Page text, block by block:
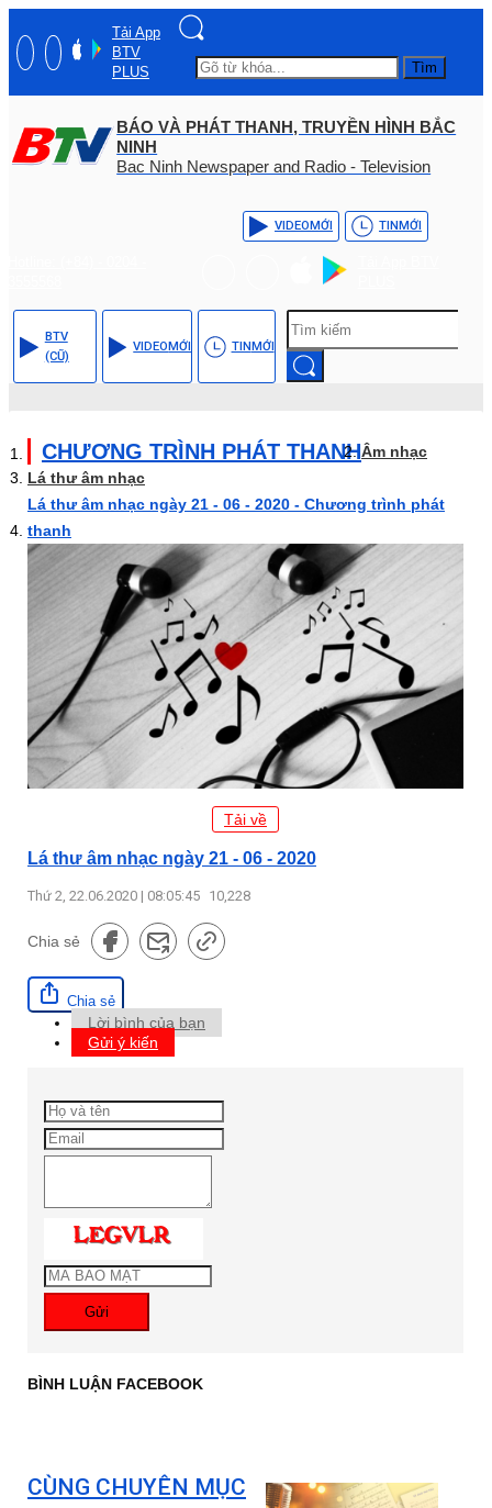
Tải App
BTV
PLUS
Tìm
BÁO VÀ PHÁT THANH, TRUYỀN HÌNH BẮC
NINH
Bac Ninh Newspaper and Radio - Television
VIDEOMỚI TINMỚI
BTV
(CŨ)
VIDEOMỚI TINMỚI
CHƯƠNG TRÌNH PHÁT THANHÂm nhạc
Lá thư âm nhạc
Lá thư âm nhạc ngày 21 - 06 - 2020 - Chương trình phát
thanh
Tải về
Lá thư âm nhạc ngày 21 - 06 - 2020
Thứ 2, 22.06.2020 | 08:05:45 10,228
Chia sẻ
Chia sẻ
Lời bình của bạn
Gửi ý kiến
Gửi
BÌNH LUẬN FACEBOOK
CÙNG CHUYÊN MỤC